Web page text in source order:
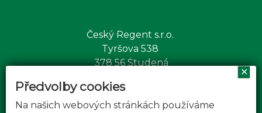
Český Regent s.r.o.
Tyršova 538
378 56 Studená
Předvolby cookies
Na našich webových stránkách používáme
✕